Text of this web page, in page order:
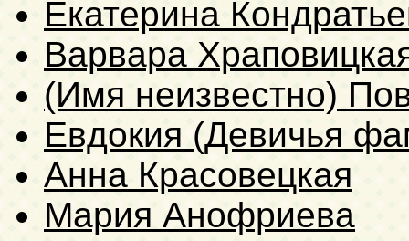
Екатерина
Варвара
(Имя неизвестно)
Евдокия (Девичья
Анна Красовецкая
Мария Анофриева